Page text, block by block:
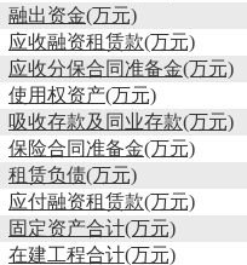
融出资金(万元)
应收融资租赁款(万元)
应收分保合同准备金(万元)
使用权资产(万元)
吸收存款及同业存款(万元)
保险合同准备金(万元)
租赁负债(万元)
应付融资租赁款(万元)
固定资产合计(万元)
在建工程合计(万元)